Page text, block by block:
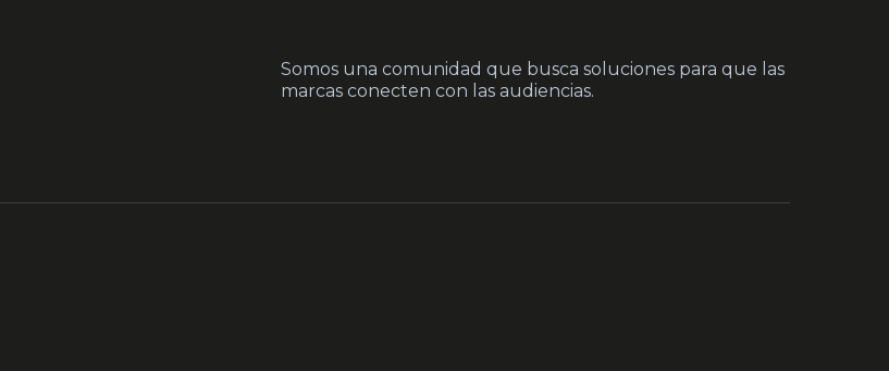
Somos una comunidad que busca soluciones para que las
marcas conecten con las audiencias.